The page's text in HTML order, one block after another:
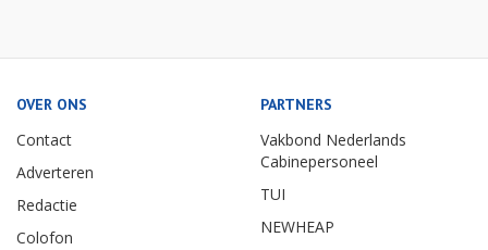
OVER ONS
Contact
Adverteren
Redactie
Colofon
PARTNERS
Vakbond Nederlands
Cabinepersoneel
TUI
NEWHEAP